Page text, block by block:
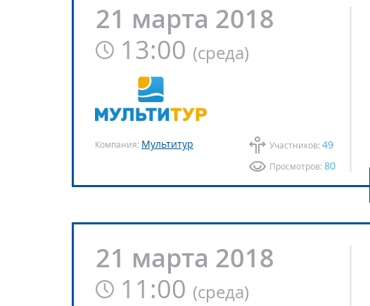
21 марта 2018
13:00 (среда)
Компания: Мультитур Участников: 49
Просмотров: 80
21 марта 2018
11:00 (среда)